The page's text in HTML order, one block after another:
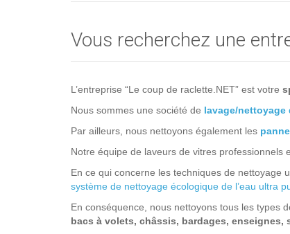
Vous recherchez une
L’entreprise “Le coup de raclette.NET” est votre
Nous sommes une société de lavage/nettoyage
Par ailleurs, nous nettoyons également les
Notre équipe de laveurs de vitres professionnels
En ce qui concerne les techniques de nettoyage
système de nettoyage écologique de l’eau ultra
En conséquence, nous nettoyons tous les types
bacs à volets, châssis, bardages, enseignes,